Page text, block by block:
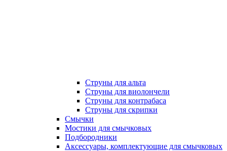
Струны для альта
Струны для виолончели
Струны для контрабаса
Струны для скрипки
Смычки
Мостики для смычковых
Подбородники
Аксеcсуары, комплектующие для смычковых